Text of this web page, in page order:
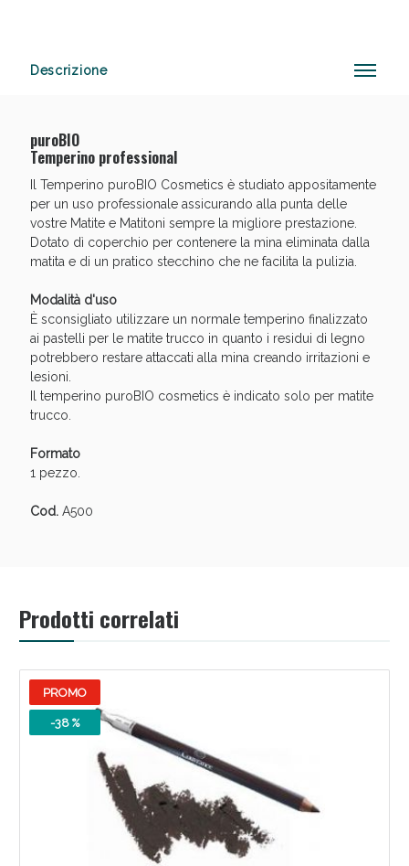
Descrizione
puroBIO
Temperino professional
Il Temperino puroBIO Cosmetics è studiato appositamente
per un uso professionale assicurando alla punta delle
vostre Matite e Matitoni sempre la migliore prestazione.
Dotato dì coperchio per contenere la mina eliminata dalla
matita e di un pratico stecchino che ne facilita la pulizia.
Modalità d'uso
È sconsigliato utilizzare un normale temperino finalizzato
ai pastelli per le matite trucco in quanto i residui di legno
potrebbero restare attaccati alla mina creando irritazioni e
lesioni.
Il temperino puroBIO cosmetics è indicato solo per matite
trucco.
Formato
1 pezzo.
Cod.A500
Prodotti correlati
PROMO
-38 %
Vie Urinarie e Prostata: Sconti fino al 45% oggi!
Benessere Intestinale: Sconto fino al 55% valido
Scopri le offerte di Oggi